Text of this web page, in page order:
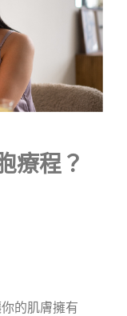
療程？
的肌膚擁有